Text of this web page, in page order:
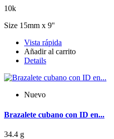
10k
Size 15mm x 9''
Vista rápida
Añadir al carrito
Details
Nuevo
Brazalete cubano con ID en...
34.4 g